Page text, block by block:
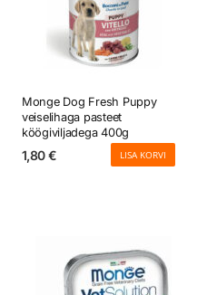
Monge Dog Fresh Puppy
veiselihaga pasteet
köögiviljadega 400g
1,80€ LISA KORVI